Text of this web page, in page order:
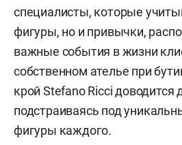
специалисты, которые
фигуры, но и привычки,
важные события в жизни
собственном ателье при
крой Stefano Ricci доводится
подстраиваясь под
фигуры каждого.